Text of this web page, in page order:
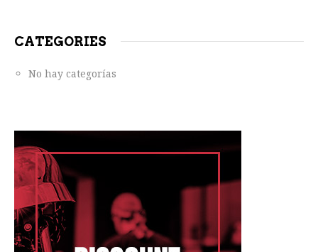
CATEGORIES
No hay categorías